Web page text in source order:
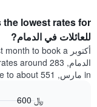
للعائلات في الدمام?
in مارس, when rates rise to about 551 ﷼ per night.
600 ﷼